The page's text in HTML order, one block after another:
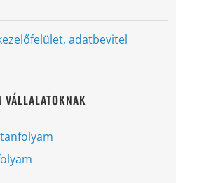
adatbevitel
VÁLLALATOKNAK